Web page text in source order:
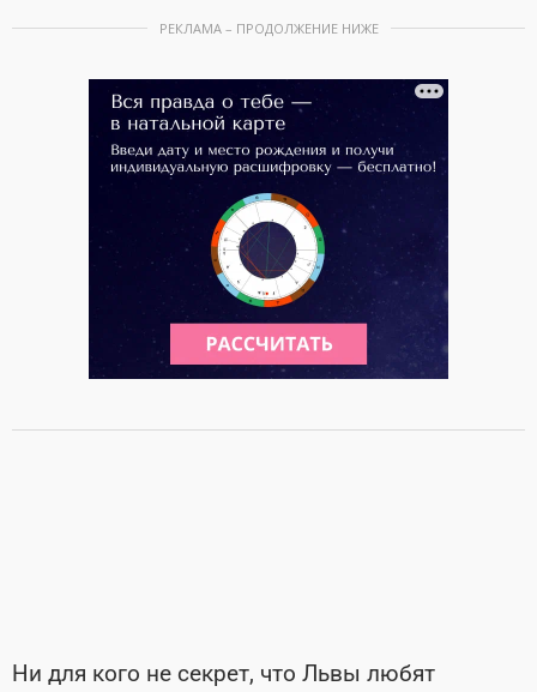
РЕКЛАМА – ПРОДОЛЖЕНИЕ НИЖЕ
Ни для кого не секрет, что Львы любят